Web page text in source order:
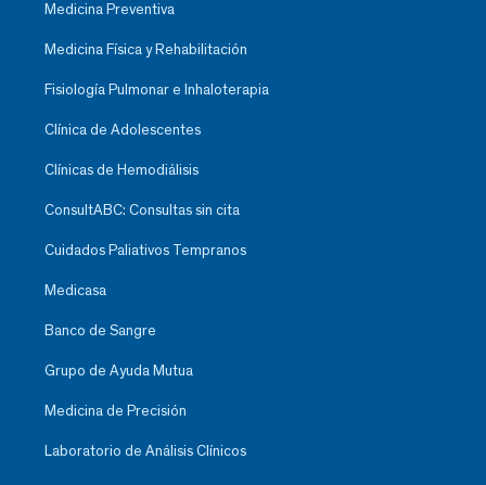
Medicina Preventiva
Medicina Física y Rehabilitación
Fisiología Pulmonar e Inhaloterapia
Clínica de Adolescentes
Clínicas de Hemodiálisis
ConsultABC: Consultas sin cita
Cuidados Paliativos Tempranos
Medicasa
Banco de Sangre
Grupo de Ayuda Mutua
Medicina de Precisión
Laboratorio de Análisis Clínicos